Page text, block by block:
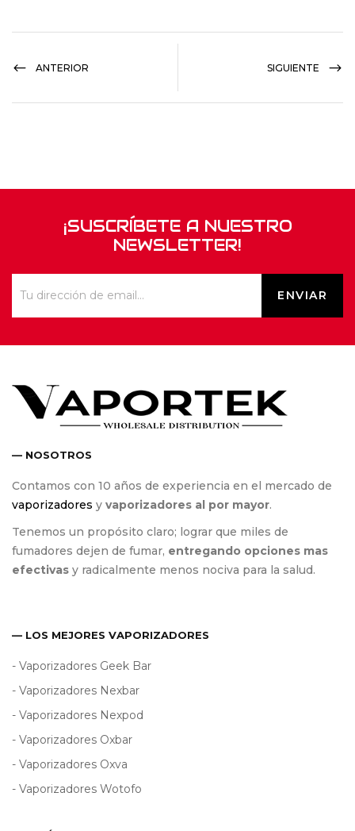
ANTERIOR SIGUIENTE
¡SUSCRÍBETE A NUESTRO
NEWSLETTER!
— NOSOTROS
Contamos con 10 años de experiencia en el mercado de
vaporizadores y vaporizadores al por mayor.
Tenemos un propósito claro; lograr que miles de
fumadores dejen de fumar, entregando opciones mas
efectivas y radicalmente menos nociva para la salud.
— LOS MEJORES VAPORIZADORES
- Vaporizadores Geek Bar
- Vaporizadores Nexbar
- Vaporizadores Nexpod
- Vaporizadores Oxbar
- Vaporizadores Oxva
- Vaporizadores Wotofo